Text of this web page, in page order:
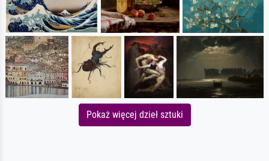
Pokaż więcej dzieł sztuki